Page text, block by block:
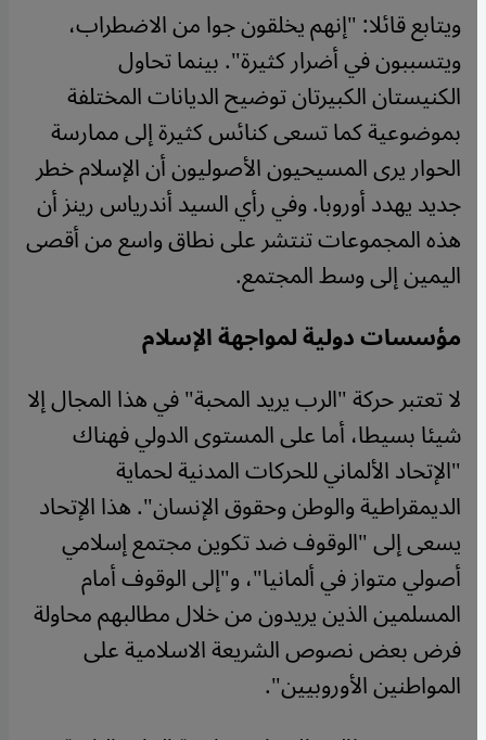
ويتابع قائلا: "إنهم يخلقون جوا من الاضطراب،
ويتسببون في أضرار كثيرة". بينما تحاول
الكنيستان الكبيرتان توضيح الديانات المختلفة
بموضوعية كما تسعى كنائس كثيرة إلى ممارسة
الحوار يرى المسيحيون الأصوليون أن الإسلام خطر
جديد يهدد أوروبا. وفي رأي السيد أندرياس رينز أن
هذه المجموعات تنتشر على نطاق واسع من أقصى
اليمين إلى وسط المجتمع.
مؤسسات دولية لمواجهة الإسلام
لا تعتبر حركة "الرب يريد المحبة" في هذا المجال إلا
شيئا بسيطا، أما على المستوى الدولي فهناك
"الإتحاد الألماني للحركات المدنية لحماية
الديمقراطية والوطن وحقوق الإنسان". هذا الإتحاد
يسعى إلى "الوقوف ضد تكوين مجتمع إسلامي
أصولي متواز في ألمانيا"، و"إلى الوقوف أمام
المسلمين الذين يريدون من خلال مطالبهم محاولة
فرض بعض نصوص الشريعة الاسلامية على
المواطنين الأوروبيين".